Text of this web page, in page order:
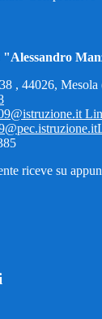
, 44026, Mesola
riceve su